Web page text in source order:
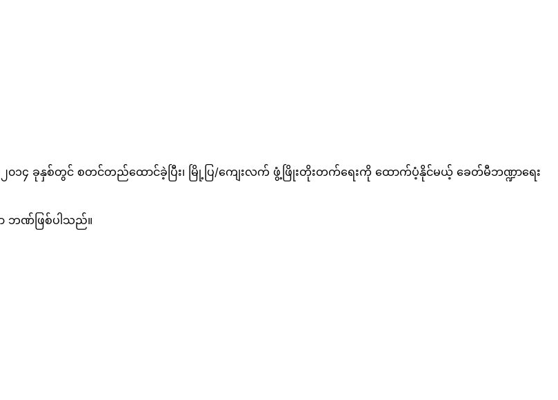
၁၄ ခုနှစ်တွင် စတင်တည်ထောင်ခဲ့ပြီး၊ မြို့ပြ/ကျေးလက် ဖွံ့ဖြိုးတိုးတက်ရေးကို ထောက်ပံ့နိုင်မယ့် ခေတ်မီဘဏ္ဍာရေး
ာ ဘဏ်ဖြစ်ပါသည်။